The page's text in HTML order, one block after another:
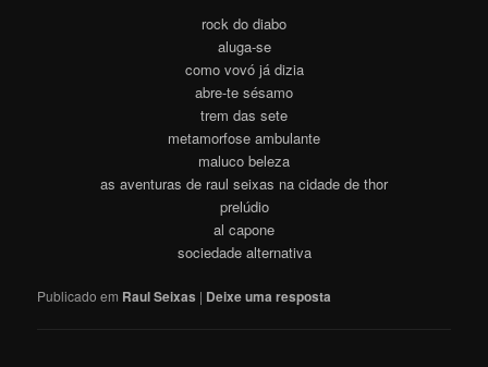
rock do diabo
aluga-se
como vovó já dizia
abre-te sésamo
trem das sete
metamorfose ambulante
maluco beleza
as aventuras de raul seixas na cidade de thor
prelúdio
al capone
sociedade alternativa
Publicado em Raul Seixas | Deixe uma resposta